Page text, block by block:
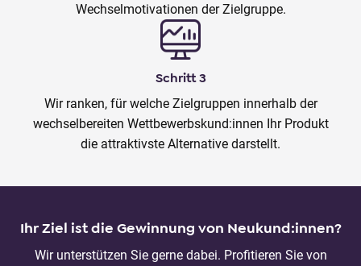
Wechselmotivationen der Zielgruppe.
Schritt 3
Wir ranken, für welche Zielgruppen innerhalb der
wechselbereiten Wettbewerbskund:innen Ihr Produkt
die attraktivste Alternative darstellt.
Ihr Ziel ist die Gewinnung von Neukund:innen?
Wir unterstützen Sie gerne dabei. Profitieren Sie von